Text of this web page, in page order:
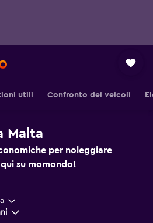
utili Confronto dei veicoli
Malta
per noleggiare
su momondo!